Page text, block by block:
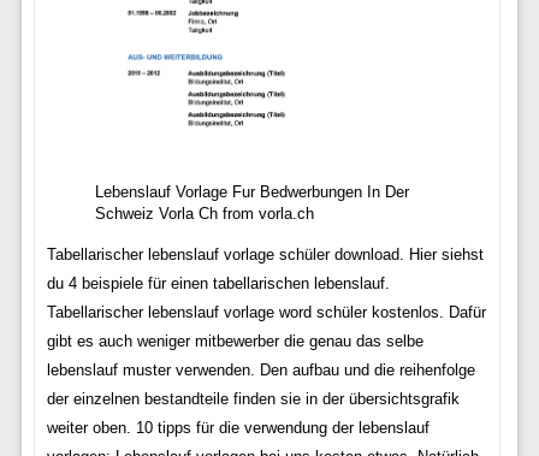
Lebenslauf Vorlage Fur Bedwerbungen In Der
Schweiz Vorla Ch from vorla.ch
Tabellarischer lebenslauf vorlage schüler download. Hier siehst
du 4 beispiele für einen tabellarischen lebenslauf.
Tabellarischer lebenslauf vorlage word schüler kostenlos. Dafür
gibt es auch weniger mitbewerber die genau das selbe
lebenslauf muster verwenden. Den aufbau und die reihenfolge
der einzelnen bestandteile finden sie in der übersichtsgrafik
weiter oben. 10 tipps für die verwendung der lebenslauf